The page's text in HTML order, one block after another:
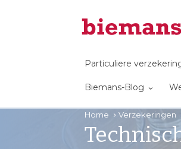
Particuliere
Biemans-Blog
Home Verzekeringen